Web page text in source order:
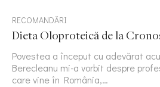
RECOMANDĂRI
Dieta Oloproteică de la
Povestea a început cu adevărat
Berecleanu mi-a vorbit despre
care vine în România,…